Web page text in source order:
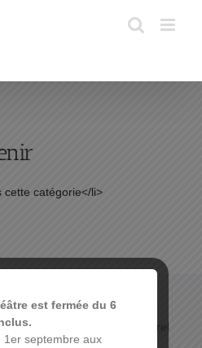
cette catégorie</li>
propose un programme culturel
est fermée du 6
1er septembre aux